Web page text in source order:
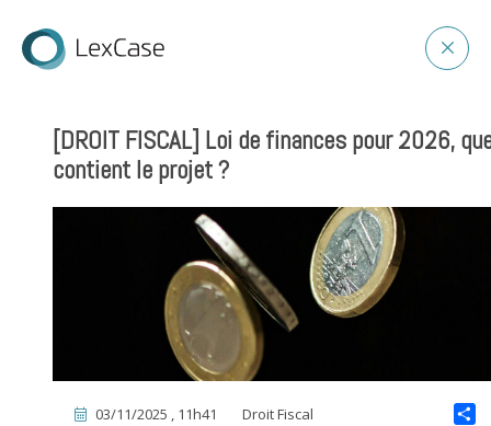
[DROIT FISCAL] Loi de finances pour 2026,
contient le projet ?
03/11/2025 , 11h41 Droit Fiscal